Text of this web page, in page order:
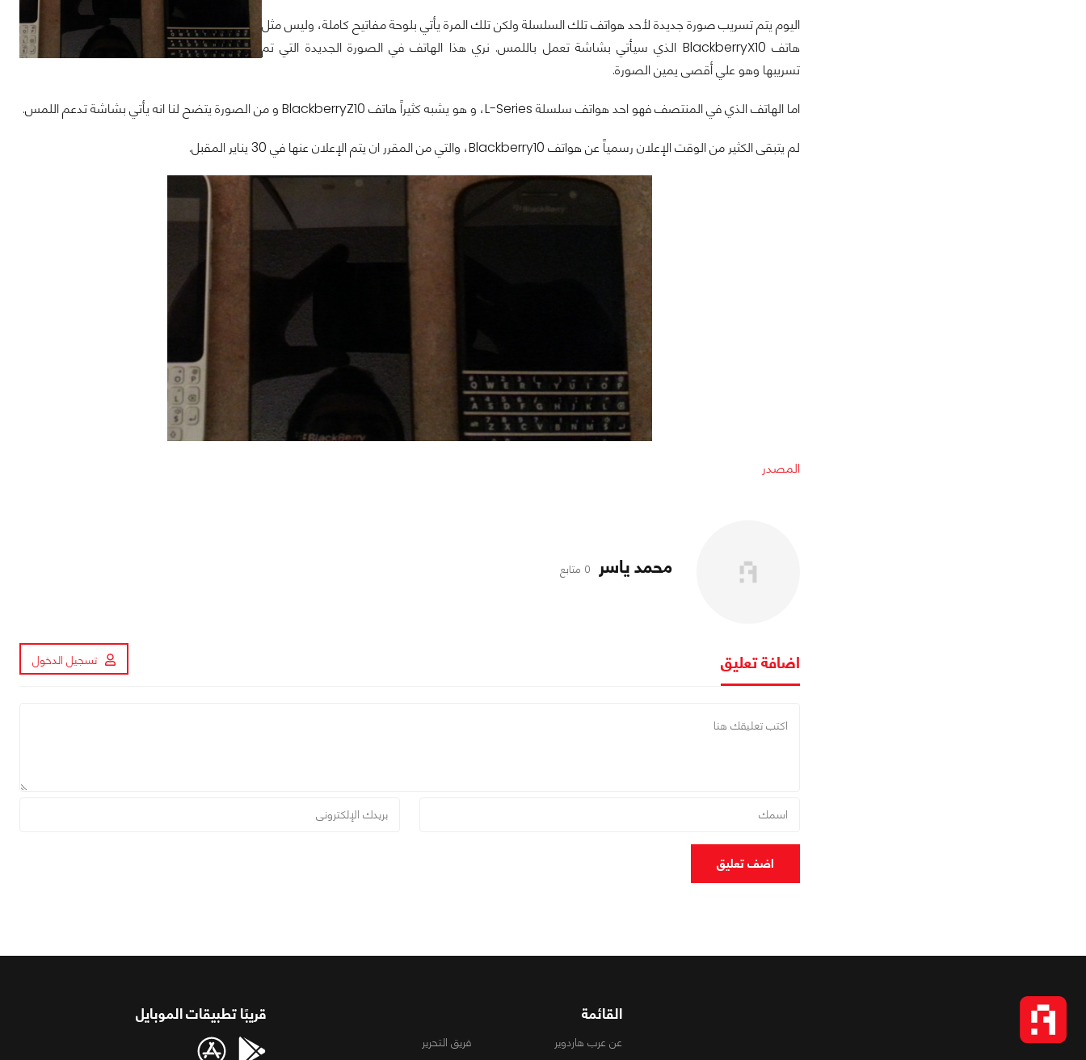
اليوم يتم تسريب صورة جديدة لأحد هواتف تلك السلسلة ولكن تلك المرة يأتي بلوحة مفاتيح كاملة، وليس مثل
هاتف BlackberryX10 الذي سيأتي بشاشة تعمل باللمس. نري هذا الهاتف في الصورة الجديدة التي تم
تسريبها وهو علي أقصى يمين الصورة.
اما الهاتف الذي في المنتصف فهو احد هواتف سلسلة L-Series، و هو يشبه كثيراً هاتف BlackberryZ10 و من الصورة يتضح لنا انه يأتي بشاشة تدعم اللمس.
لم يتبقى الكثير من الوقت الإعلان رسمياً عن هواتف Blackberry10، والتي من المقرر ان يتم الإعلان عنها في 30 يناير المقبل.
المصدر
محمد ياسر 0 متابع
اضافة تعليق تسجيل الدخول
اضف تعليق
القائمة
عن عرب هاردوير
فريق التحرير
قريبًا تطبيقات الموبايل